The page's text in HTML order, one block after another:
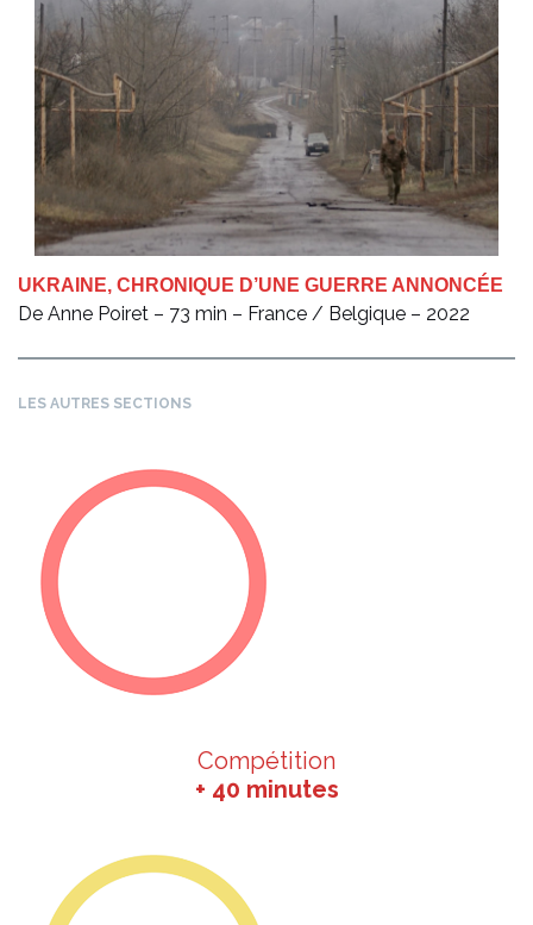
UKRAINE, CHRONIQUE D’UNE GUERRE ANNONCÉE
De Anne Poiret – 73 min – France / Belgique – 2022
LES AUTRES SECTIONS
Compétition
+ 40 minutes